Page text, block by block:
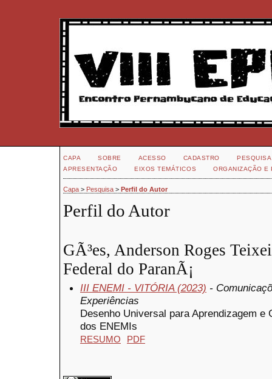
CAPA SOBRE ACESSO CADASTRO
PESQUISA
APRESENTAÇÃO
EIXOS TEMÁTICOS ORGANIZAÇÃO E
Capa > Pesquisa > Perfil do Autor
Perfil do Autor
GÃ³es, Anderson Roges
Federal do ParanÃ¡
III ENEMI - VITÓRIA (2023) -
Experiências
Desenho Universal para Aprendizagem
dos ENEMIs
RESUMO PDF